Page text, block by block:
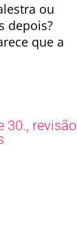
ou
depois?
que a
30., revisão